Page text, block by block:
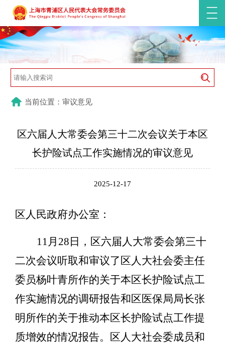
当前位置：审议意见
区六届人大常委会第三十二次会议关于本区
长护险试点工作实施情况的审议意见
2025-12-17
区人民政府办公室：
11月 28 日，区六届人大常委会第三十
二次会议听取和审议了区人大社会委主任
委员杨叶青所作的关于本区长护险试点工
作实施情况的调研报告和区医保局局长张
明 所作的关于推动本区长护险试点工作提
质增效的情况报告。区人大社会委成员和